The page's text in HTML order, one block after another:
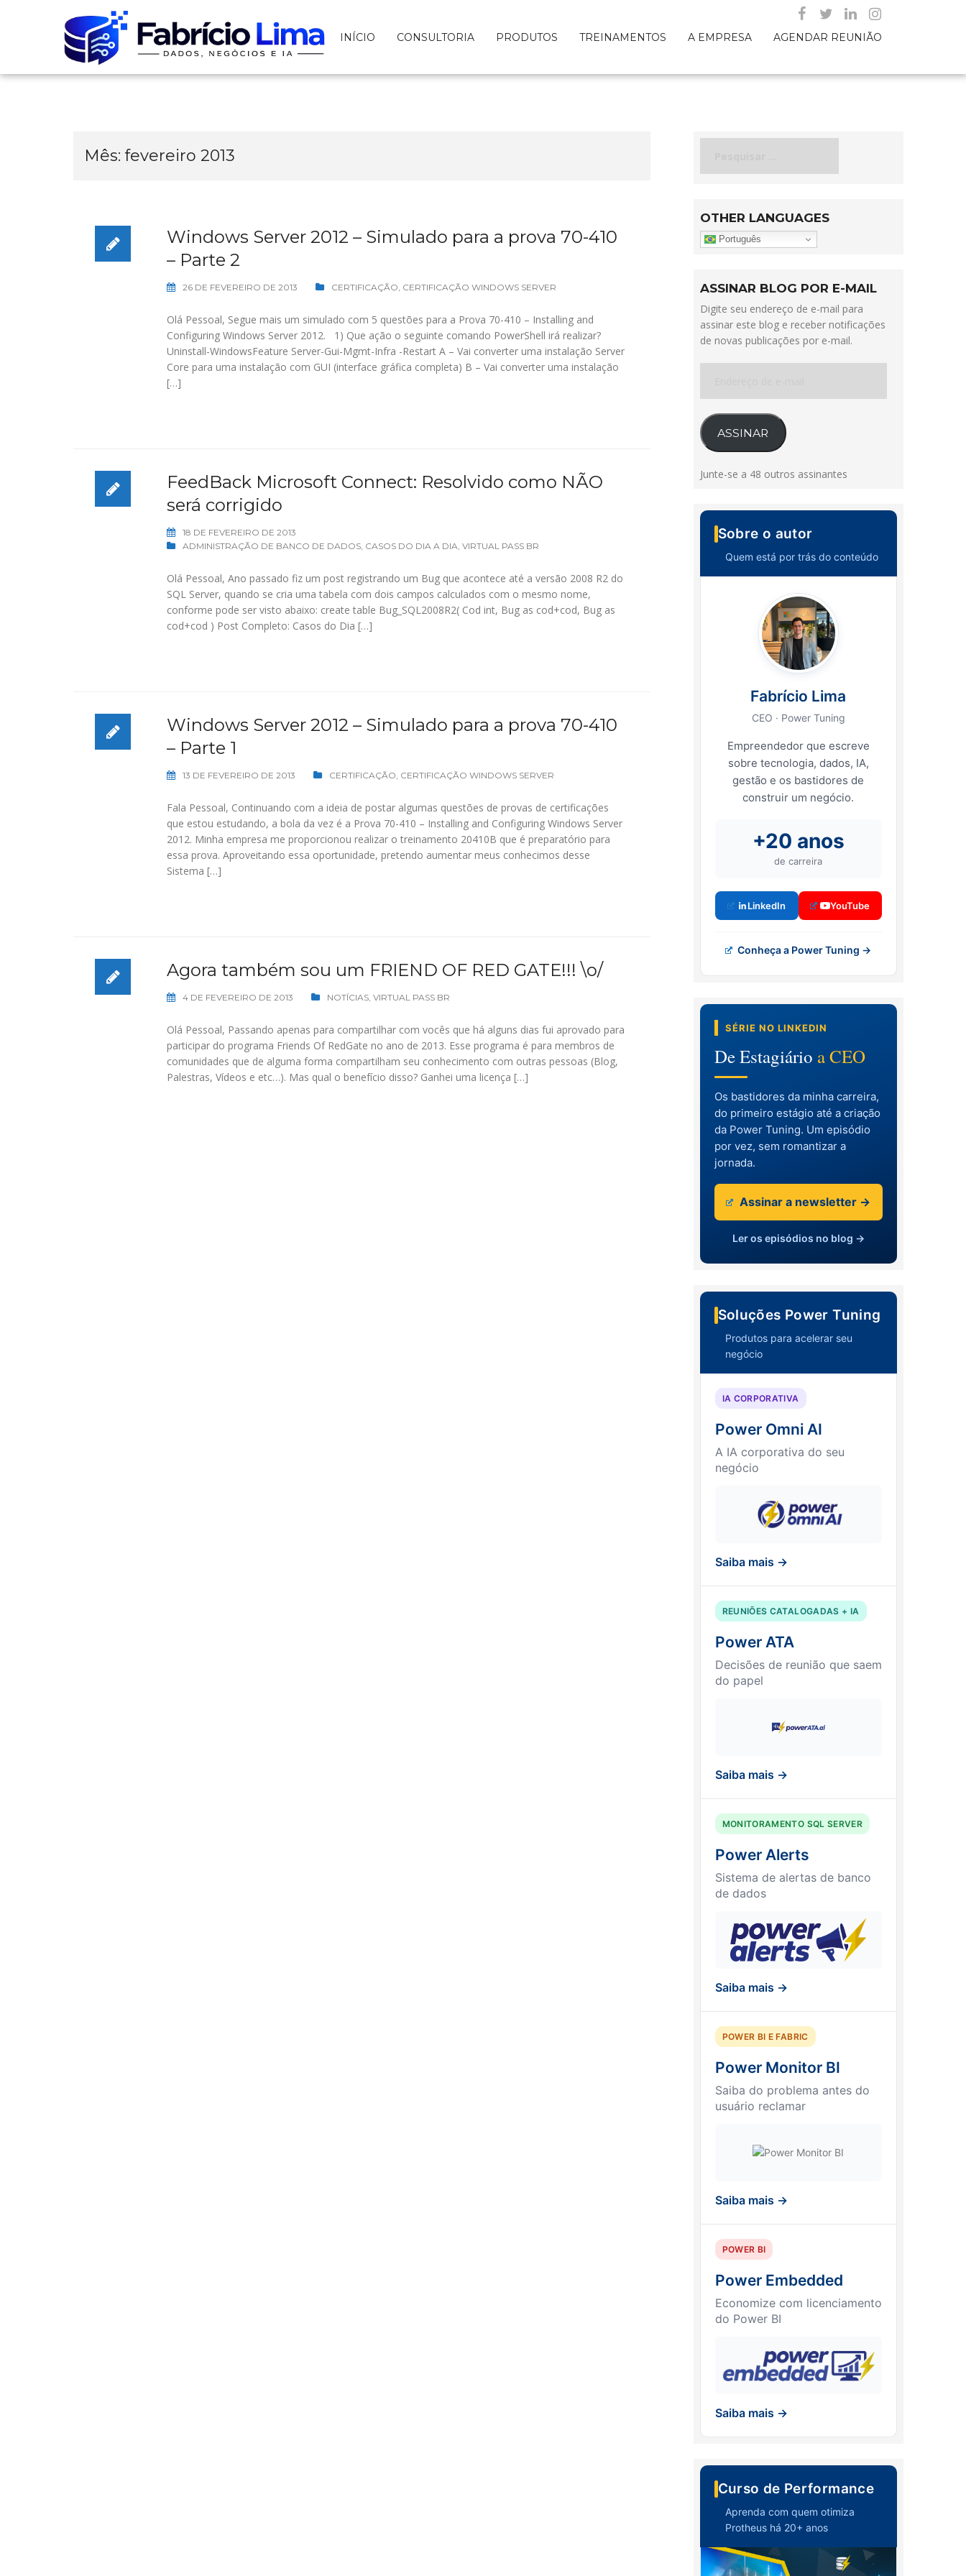
INÍCIO CONSULTORIA PRODUTOS TREINAMENTOS A EMPRESA AGENDAR REUNIÃO
Mês: fevereiro 2013
Windows Server 2012 – Simulado para a prova 70-410
– Parte 2
26 DE FEVEREIRO DE 2013 CERTIFICAÇÃO, CERTIFICAÇÃO WINDOWS SERVER
Olá Pessoal, Segue mais um simulado com 5 questões para a Prova 70-410 – Installing and
Configuring Windows Server 2012. 1) Que ação o seguinte comando PowerShell irá realizar?
Uninstall-WindowsFeature Server-Gui-Mgmt-Infra -Restart A – Vai converter uma instalação Server
Core para uma instalação com GUI (interface gráfica completa) B – Vai converter uma instalação
[…]
FeedBack Microsoft Connect: Resolvido como NÃO
será corrigido
18 DE FEVEREIRO DE 2013
ADMINISTRAÇÃO DE BANCO DE DADOS, CASOS DO DIA A DIA, VIRTUAL PASS BR
Olá Pessoal, Ano passado fiz um post registrando um Bug que acontece até a versão 2008 R2 do
SQL Server, quando se cria uma tabela com dois campos calculados com o mesmo nome,
conforme pode ser visto abaixo: create table Bug_SQL2008R2( Cod int, Bug as cod+cod, Bug as
cod+cod ) Post Completo: Casos do Dia […]
Windows Server 2012 – Simulado para a prova 70-410
– Parte 1
13 DE FEVEREIRO DE 2013 CERTIFICAÇÃO, CERTIFICAÇÃO WINDOWS SERVER
Fala Pessoal, Continuando com a ideia de postar algumas questões de provas de certificações
que estou estudando, a bola da vez é a Prova 70-410 – Installing and Configuring Windows Server
2012. Minha empresa me proporcionou realizar o treinamento 20410B que é preparatório para
essa prova. Aproveitando essa oportunidade, pretendo aumentar meus conhecimos desse
Sistema […]
Agora também sou um FRIEND OF RED GATE!!! \o/
4 DE FEVEREIRO DE 2013 NOTÍCIAS, VIRTUAL PASS BR
Olá Pessoal, Passando apenas para compartilhar com vocês que há alguns dias fui aprovado para
participar do programa Friends Of RedGate no ano de 2013. Esse programa é para membros de
comunidades que de alguma forma compartilham seu conhecimento com outras pessoas (Blog,
Palestras, Vídeos e etc…). Mas qual o benefício disso? Ganhei uma licença […]
OTHER LANGUAGES
Português
ASSINAR BLOG POR E-MAIL
Digite seu endereço de e-mail para
assinar este blog e receber notificações
de novas publicações por e-mail.
e-
mail
ASSINAR
Junte-se a 48 outros assinantes
Sobre o autor
Quem está por trás do conteúdo
Fabrício Lima
CEO · Power Tuning
Empreendedor que escreve
sobre tecnologia, dados, IA,
gestão e os bastidores de
construir um negócio.
+20 anos
de carreira
LinkedIn YouTube
Conheça a Power Tuning →
SÉRIE NO LINKEDIN
De Estagiário a CEO
Os bastidores da minha carreira,
do primeiro estágio até a criação
da Power Tuning. Um episódio
por vez, sem romantizar a
jornada.
Assinar a newsletter →
Ler os episódios no blog →
Soluções Power Tuning
Produtos para acelerar seu
negócio
IA CORPORATIVA
Power Omni AI
A IA corporativa do seu
negócio
Saiba mais →
REUNIÕES CATALOGADAS + IA
Power ATA
Decisões de reunião que saem
do papel
Saiba mais →
MONITORAMENTO SQL SERVER
Power Alerts
Sistema de alertas de banco
de dados
Saiba mais →
POWER BI E FABRIC
Power Monitor BI
Saiba do problema antes do
usuário reclamar
Saiba mais →
POWER BI
Power Embedded
Economize com licenciamento
do Power BI
Saiba mais →
Curso de Performance
Aprenda com quem otimiza
Protheus há 20+ anos